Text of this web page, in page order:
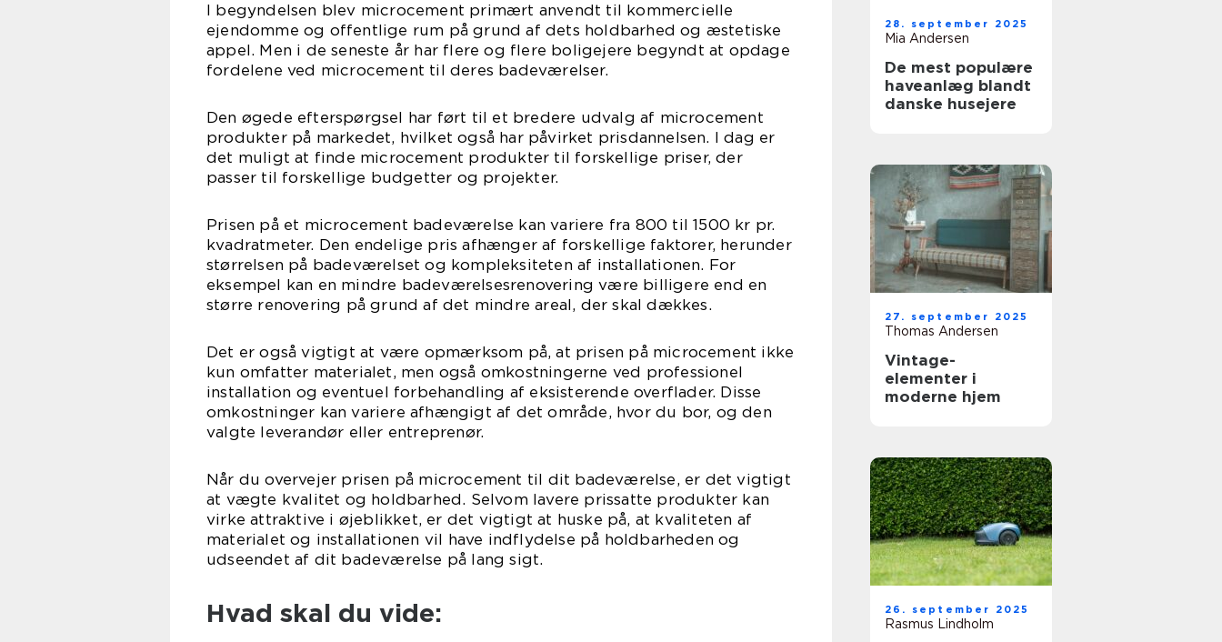
I begyndelsen blev microcement primært anvendt til kommercielle
ejendomme og offentlige rum på grund af dets holdbarhed og æstetiske
appel. Men i de seneste år har flere og flere boligejere begyndt at opdage
fordelene ved microcement til deres badeværelser.
Den øgede efterspørgsel har ført til et bredere udvalg af microcement
produkter på markedet, hvilket også har påvirket prisdannelsen. I dag er
det muligt at finde microcement produkter til forskellige priser, der
passer til forskellige budgetter og projekter.
Prisen på et microcement badeværelse kan variere fra 800 til 1500 kr pr.
kvadratmeter. Den endelige pris afhænger af forskellige faktorer, herunder
størrelsen på badeværelset og kompleksiteten af installationen. For
eksempel kan en mindre badeværelsesrenovering være billigere end en
større renovering på grund af det mindre areal, der skal dækkes.
Det er også vigtigt at være opmærksom på, at prisen på microcement ikke
kun omfatter materialet, men også omkostningerne ved professionel
installation og eventuel forbehandling af eksisterende overflader. Disse
omkostninger kan variere afhængigt af det område, hvor du bor, og den
valgte leverandør eller entreprenør.
Når du overvejer prisen på microcement til dit badeværelse, er det vigtigt
at vægte kvalitet og holdbarhed. Selvom lavere prissatte produkter kan
virke attraktive i øjeblikket, er det vigtigt at huske på, at kvaliteten af
materialet og installationen vil have indflydelse på holdbarheden og
udseendet af dit badeværelse på lang sigt.
Hvad skal du vide:
28. september 2025
Mia Andersen
De mest populære
haveanlæg blandt
danske husejere
27. september 2025
Thomas Andersen
Vintage-
elementer i
moderne hjem
26. september 2025
Rasmus Lindholm